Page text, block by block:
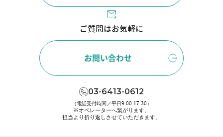
ご質問はお気軽に
お問い合わせ
03-6413-0612
（電話受付時間／平日9:00-17:30）
※オペレーターへ繋がります。
担当より折り返しさせていただきます。